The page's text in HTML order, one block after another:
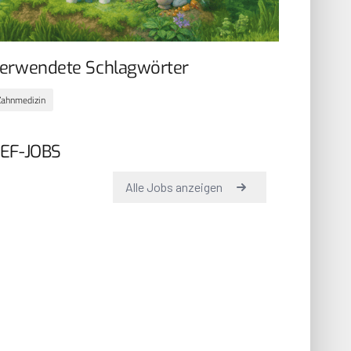
Schlagwörter
JOBS